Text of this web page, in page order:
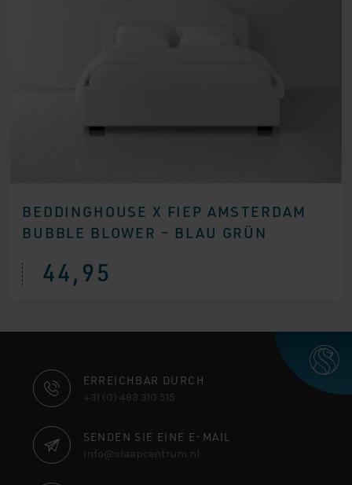
BEDDINGHOUSE X FIEP AMSTERDAM
BUBBLE BLOWER – BLAU GRÜN
44,95
KONTAKTINFORMATIONEN
ERREICHBAR DURCH
+31 (0) 493 310 515
SENDEN SIE EINE E-MAIL
info@slaapcentrum.nl